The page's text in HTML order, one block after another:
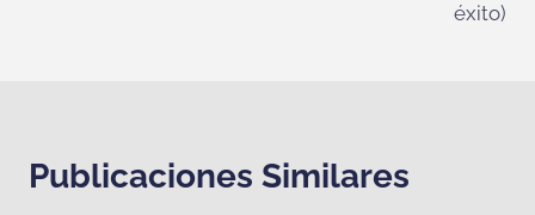
éxito)
Publicaciones Similares